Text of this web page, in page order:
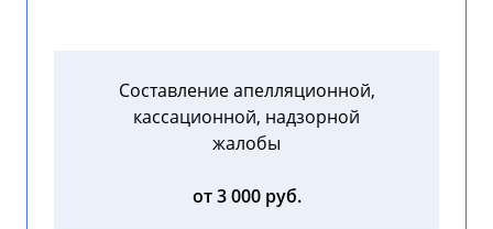
Составление апелляционной,
кассационной, надзорной
жалобы
от 3 000 руб.